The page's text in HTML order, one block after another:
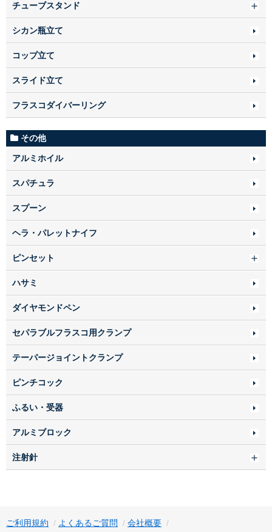
チューブスタンド
シカン瓶立て
コップ立て
スライド立て
フラスコダイバーリング
その他
アルミホイル
スパチュラ
スプーン
ヘラ・パレットナイフ
ピンセット
ハサミ
ダイヤモンドペン
セパラブルフラスコ用クランプ
テーパージョイントクランプ
ピンチコック
ふるい・受器
アルミブロック
注射針
ご利用規約 よくあるご質問
会社概要